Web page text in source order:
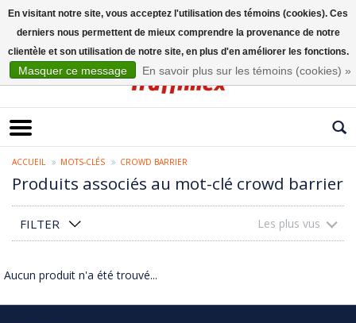
ACCUEIL MOTS-CLÉS CROWD BARRIER
Produits associés au mot-clé crowd barrier
FILTER Les plus vus
Aucun produit n'a été trouvé...
En visitant notre site, vous acceptez l'utilisation des témoins (cookies). Ces
derniers nous permettent de mieux comprendre la provenance de notre
clientèle et son utilisation de notre site, en plus d'en améliorer les fonctions.
Masquer ce message En savoir plus sur les témoins (cookies) »